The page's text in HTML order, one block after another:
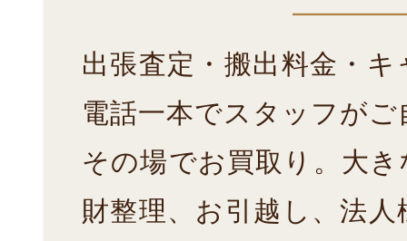
出張査定・搬出料金・
電話一本でスタッフが
その場でお買取り。大
財整理、お引越し、法